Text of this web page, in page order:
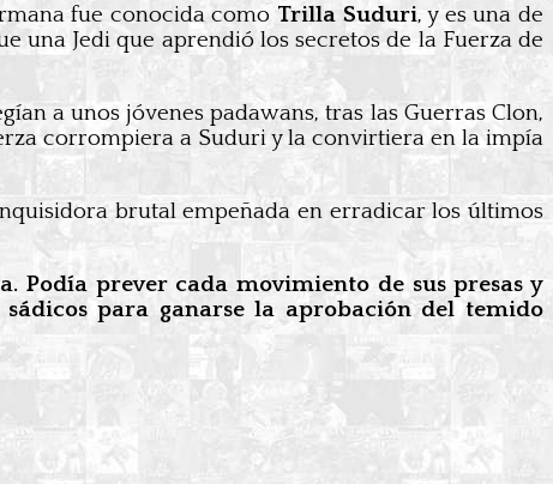
fue conocida como Trilla Suduri, y es una de
una Jedi que aprendió los secretos de la Fuerza de
a unos jóvenes padawans, tras las Guerras Clon,
corrompiera a Suduri y la convirtiera en la impía
brutal empeñada en erradicar los últimos
Podía prever cada movimiento de sus presas y
para ganarse la aprobación del temido